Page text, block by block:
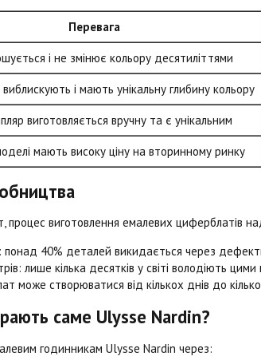
Перевага
і не змінює кольору десятиліттями
і мають унікальну глибину кольору
виготовляється вручну та є унікальним
мають високу ціну на вторинному ринку
процес виготовлення емалевих циферблатів
понад 40% деталей викидається через
лише кілька десятків у світі володіють
може створюватися від кількох днів до
саме Ulysse Nardin?
годинникам Ulysse Nardin через: